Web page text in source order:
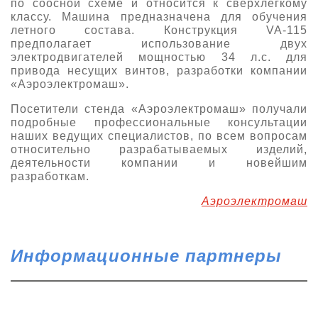
по соосной схеме и относится к сверхлегкому
классу. Машина предназначена для обучения
летного состава. Конструкция VA-115
предполагает использование двух
электродвигателей мощностью 34 л.с. для
привода несущих винтов, разработки компании
«Аэроэлектромаш».
Посетители стенда «Аэроэлектромаш» получали
подробные профессиональные консультации
наших ведущих специалистов, по всем вопросам
относительно разрабатываемых изделий,
деятельности компании и новейшим
разработкам.
Аэроэлектромаш
Информационные партнеры